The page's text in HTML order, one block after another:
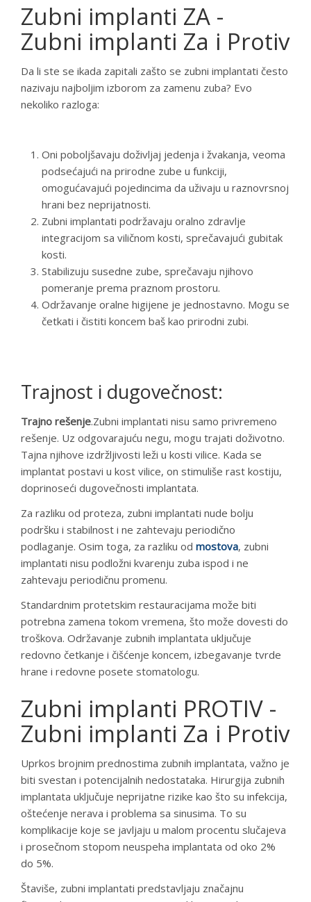
Zubni implanti ZA -
Zubni implanti Za i Protiv
Da li ste se ikada zapitali zašto se zubni implantati često
nazivaju najboljim izborom za zamenu zuba? Evo
nekoliko razloga:
Oni poboljšavaju doživljaj jedenja i žvakanja, veoma
podsećajući na prirodne zube u funkciji,
omogućavajući pojedincima da uživaju u raznovrsnoj
hrani bez neprijatnosti.
Zubni implantati podržavaju oralno zdravlje
integracijom sa viličnom kosti, sprečavajući gubitak
kosti.
Stabilizuju susedne zube, sprečavaju njihovo
pomeranje prema praznom prostoru.
Održavanje oralne higijene je jednostavno. Mogu se
četkati i čistiti koncem baš kao prirodni zubi.
Trajnost i dugovečnost:
Trajno rešenje.Zubni implantati nisu samo privremeno
rešenje. Uz odgovarajuću negu, mogu trajati doživotno.
Tajna njihove izdržljivosti leži u kosti vilice. Kada se
implantat postavi u kost vilice, on stimuliše rast kostiju,
doprinoseći dugovečnosti implantata.
Za razliku od proteza, zubni implantati nude bolju
podršku i stabilnost i ne zahtevaju periodično
podlaganje. Osim toga, za razliku od mostova, zubni
implantati nisu podložni kvarenju zuba ispod i ne
zahtevaju periodičnu promenu.
Standardnim protetskim restauracijama može biti
potrebna zamena tokom vremena, što može dovesti do
troškova. Održavanje zubnih implantata uključuje
redovno četkanje i čišćenje koncem, izbegavanje tvrde
hrane i redovne posete stomatologu.
Zubni implanti PROTIV -
Zubni implanti Za i Protiv
Uprkos brojnim prednostima zubnih implantata, važno je
biti svestan i potencijalnih nedostataka. Hirurgija zubnih
implantata uključuje neprijatne rizike kao što su infekcija,
oštećenje nerava i problema sa sinusima. To su
komplikacije koje se javljaju u malom procentu slučajeva
i prosečnom stopom neuspeha implantata od oko 2%
do 5%.
Štaviše, zubni implantati predstavljaju značajnu